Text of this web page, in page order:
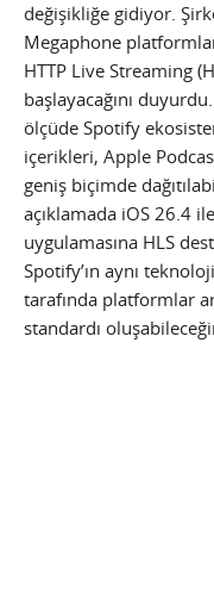
değişikliğe gidiyor.
Megaphone
HTTP Live Streaming
başlayacağını
ölçüde Spotify
içerikleri, Apple
geniş biçimde
açıklamada iOS 26.4
uygulamasına HLS
Spotify’ın aynı
tarafında platformlar
standardı